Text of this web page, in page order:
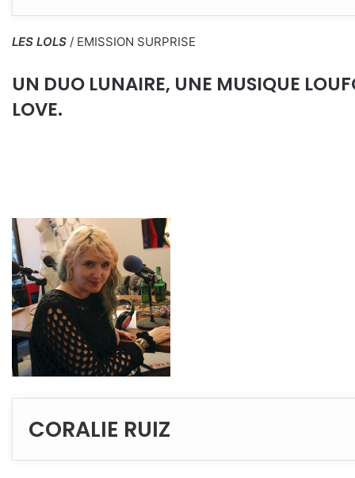
LES LOLS / EMISSION SURPRISE
UN DUO LUNAIRE, UNE MUSIQUE
LOVE.
CORALIE RUIZ